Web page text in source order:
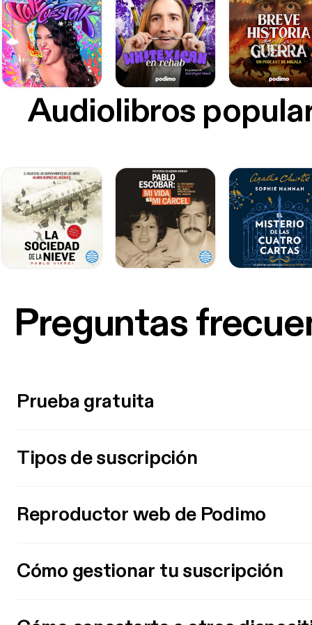
Audiolibros
Preguntas
Prueba gratuita
Tipos de suscripción
Reproductor web de Podimo
Cómo gestionar tu suscripción